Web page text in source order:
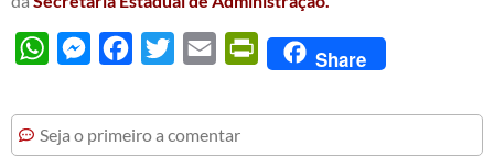
WhatsAppMessengerFacebook
Twitter Email PrintFriendly
Share
Seja o primeiro a comentar